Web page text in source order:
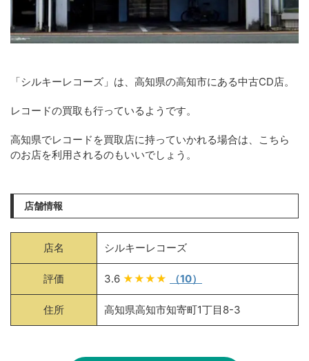
「シルキーレコーズ」は、高知県の高知市にある中古CD店。
レコードの買取も行っているようです。
高知県でレコードを買取店に持っていかれる場合は、こちら
のお店を利用されるのもいいでしょう。
店舗情報
店名 シルキーレコーズ
評価 3.6 ★★★★ （10）
住所 高知県高知市知寄町1丁目8-3